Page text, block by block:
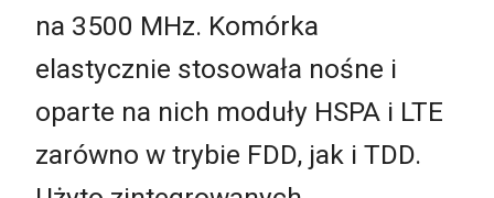
na 3500 MHz. Komórka
elastycznie stosowała nośne i
oparte na nich moduły HSPA i LTE
zarówno w trybie FDD, jak i TDD.